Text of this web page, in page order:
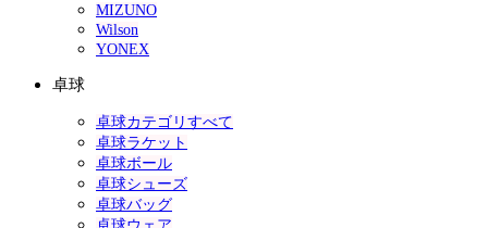
MIZUNO
Wilson
YONEX
卓球
卓球カテゴリすべて
卓球ラケット
卓球ボール
卓球シューズ
卓球バッグ